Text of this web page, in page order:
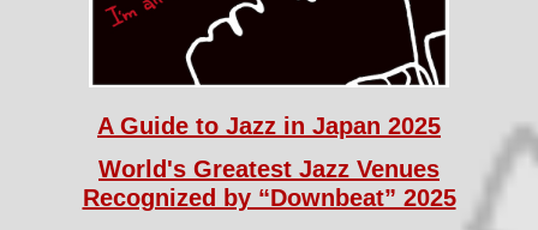
A Guide to Jazz in Japan 2025
World's Greatest Jazz Venues
Recognized by “Downbeat” 2025